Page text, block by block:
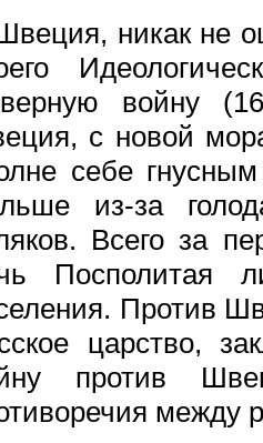
никак не
войну
с новой
себе
из-за
Всего за
Посполитая
Против
царство,
против
между